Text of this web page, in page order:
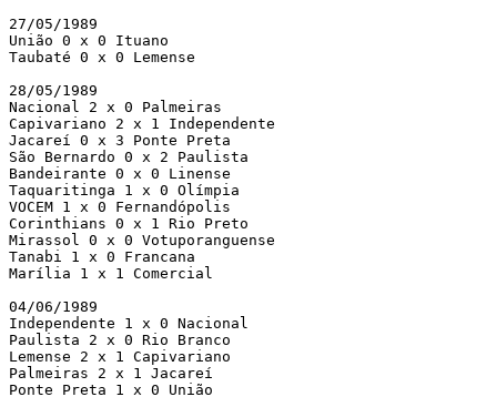
27/05/1989
União 0 x 0 Ituano
Taubaté 0 x 0 Lemense
28/05/1989
Nacional 2 x 0 Palmeiras
Capivariano 2 x 1 Independente
Jacareí 0 x 3 Ponte Preta
São Bernardo 0 x 2 Paulista
Bandeirante 0 x 0 Linense
Taquaritinga 1 x 0 Olímpia
VOCEM 1 x 0 Fernandópolis
Corinthians 0 x 1 Rio Preto
Mirassol 0 x 0 Votuporanguense
Tanabi 1 x 0 Francana
Marília 1 x 1 Comercial
04/06/1989
Independente 1 x 0 Nacional
Paulista 2 x 0 Rio Branco
Lemense 2 x 1 Capivariano
Palmeiras 2 x 1 Jacareí
Ponte Preta 1 x 0 União